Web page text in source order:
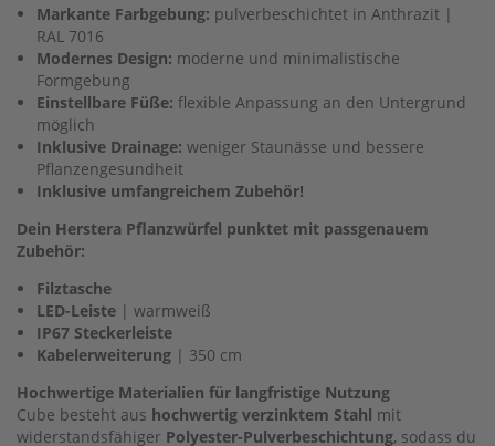
Markante Farbgebung: pulverbeschichtet in Anthrazit |
RAL 7016
Modernes Design: moderne und minimalistische
Formgebung
Einstellbare Füße: flexible Anpassung an den Untergrund
möglich
Inklusive Drainage: weniger Staunässe und bessere
Pflanzengesundheit
Inklusive umfangreichem Zubehör!
Dein Herstera Pflanzwürfel punktet mit passgenauem
Zubehör:
Filztasche
LED-Leiste | warmweiß
IP67 Steckerleiste
Kabelerweiterung | 350 cm
Hochwertige Materialien für langfristige Nutzung
Cube besteht aus hochwertig verzinktem Stahl mit
widerstandsfähiger Polyester-Pulverbeschichtung, sodass du